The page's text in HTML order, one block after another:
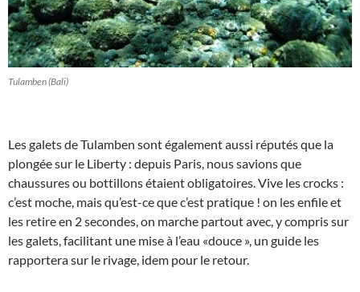
Tulamben (Bali)
Les galets de Tulamben sont également aussi réputés que la
plongée sur le Liberty : depuis Paris, nous savions que
chaussures ou bottillons étaient obligatoires. Vive les crocks :
c’est moche, mais qu’est-ce que c’est pratique ! on les enfile et
les retire en 2 secondes, on marche partout avec, y compris sur
les galets, facilitant une mise à l’eau «douce », un guide les
rapportera sur le rivage, idem pour le retour.